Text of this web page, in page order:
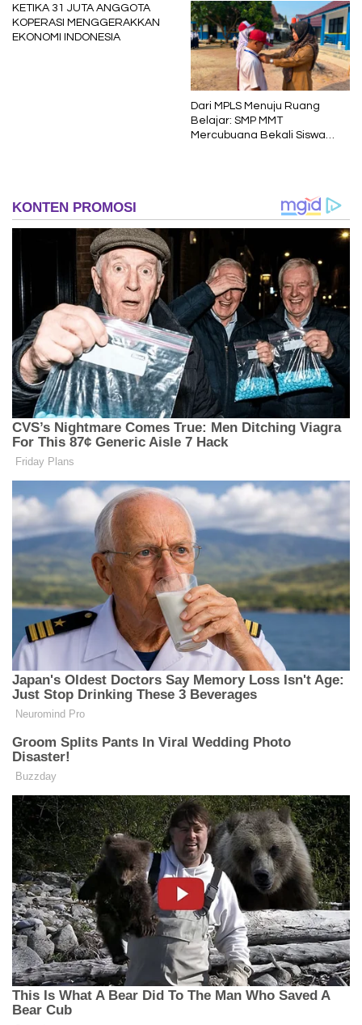
KETIKA 31 JUTA ANGGOTA
KOPERASI MENGGERAKKAN
EKONOMI INDONESIA
Dari MPLS Menuju Ruang
Belajar: SMP MMT
Mercubuana Bekali Siswa